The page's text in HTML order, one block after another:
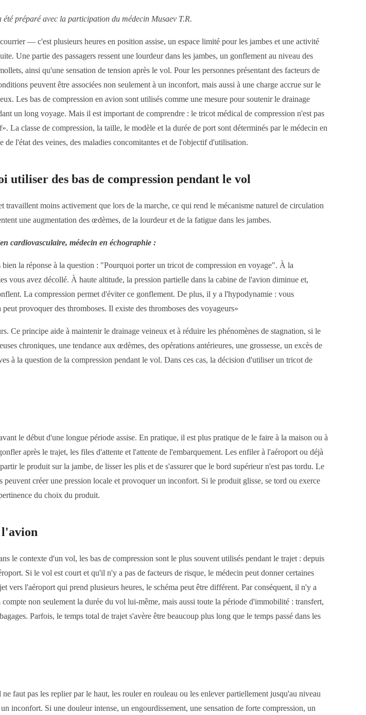
été préparé avec la participation du médecin Musaev T.R.
— c'est plusieurs heures en position assise, un espace limité pour les jambes et une activité
Une partie des passagers ressent une lourdeur dans les jambes, un gonflement au niveau des
ainsi qu'une sensation de tension après le vol. Pour les personnes présentant des facteurs de
peuvent être associées non seulement à un inconfort, mais aussi à une charge accrue sur le
Les bas de compression en avion sont utilisés comme une mesure pour soutenir le drainage
un long voyage. Mais il est important de comprendre : le tricot médical de compression n'est pas
La classe de compression, la taille, le modèle et la durée de port sont déterminés par le médecin en
de l'état des veines, des maladies concomitantes et de l'objectif d'utilisation.
utiliser des bas de compression pendant le vol
moins activement que lors de la marche, ce qui rend le mécanisme naturel de circulation
une augmentation des œdèmes, de la lourdeur et de la fatigue dans les jambes.
cardiovasculaire, médecin en échographie :
la réponse à la question : "Pourquoi porter un tricot de compression en voyage". À la
vous avez décollé. À haute altitude, la pression partielle dans la cabine de l'avion diminue et,
La compression permet d'éviter ce gonflement. De plus, il y a l'hypodynamie : vous
provoquer des thromboses. Il existe des thromboses des voyageurs»
Ce principe aide à maintenir le drainage veineux et à réduire les phénomènes de stagnation, si le
chroniques, une tendance aux œdèmes, des opérations antérieures, une grossesse, un excès de
à la question de la compression pendant le vol. Dans ces cas, la décision d'utiliser un tricot de
le début d'une longue période assise. En pratique, il est plus pratique de le faire à la maison ou à
après le trajet, les files d'attente et l'attente de l'embarquement. Les enfiler à l'aéroport ou déjà
le produit sur la jambe, de lisser les plis et de s'assurer que le bord supérieur n'est pas tordu. Le
créer une pression locale et provoquer un inconfort. Si le produit glisse, se tord ou exerce
du choix du produit.
l'avion
le contexte d'un vol, les bas de compression sont le plus souvent utilisés pendant le trajet : depuis
Si le vol est court et qu'il n'y a pas de facteurs de risque, le médecin peut donner certaines
vers l'aéroport qui prend plusieurs heures, le schéma peut être différent. Par conséquent, il n'y a
non seulement la durée du vol lui-même, mais aussi toute la période d'immobilité : transfert,
Parfois, le temps total de trajet s'avère être beaucoup plus long que le temps passé dans les
faut pas les replier par le haut, les rouler en rouleau ou les enlever partiellement jusqu'au niveau
inconfort. Si une douleur intense, un engourdissement, une sensation de forte compression, un